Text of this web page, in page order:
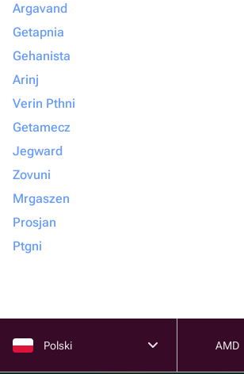
Argavand
Getapnia
Gehanista
Arinj
Verin Pthni
Getamecz
Jegward
Zovuni
Mrgaszen
Prosjan
Ptgni
Polski AMD